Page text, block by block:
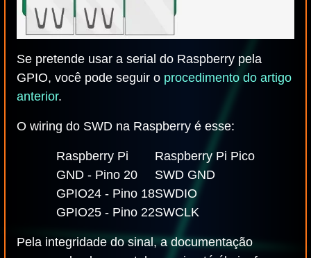
Se pretende usar a serial do Raspberry pela
GPIO, você pode seguir o procedimento do artigo
anterior.
O wiring do SWD na Raspberry é esse:
Raspberry Pi
Raspberry Pi Pico
GND - Pino 20
SWD GND
GPIO24 - Pino 18SWDIO
GPIO25 - Pino 22SWCLK
Pela integridade do sinal, a documentação